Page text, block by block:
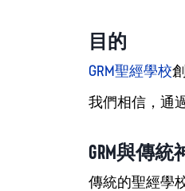
目的
GRM聖經學校
我們相信，通
GRM與傳統
傳統的聖經學